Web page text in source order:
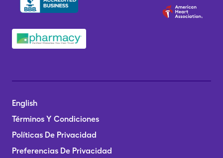
English
Términos Y Condiciones
Políticas De Privacidad
Preferencias De Privacidad